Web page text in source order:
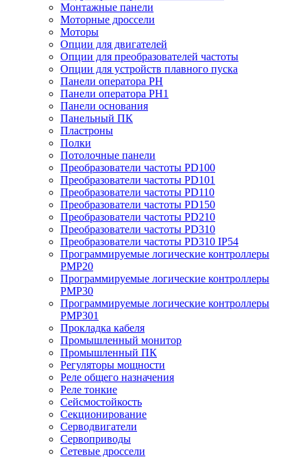
Монтажные панели
Моторные дроссели
Моторы
Опции для двигателей
Опции для преобразователей частоты
Опции для устройств плавного пуска
Панели оператора PH
Панели оператора PH1
Панели основания
Панельный ПК
Пластроны
Полки
Потолочные панели
Преобразователи частоты PD100
Преобразователи частоты PD101
Преобразователи частоты PD110
Преобразователи частоты PD150
Преобразователи частоты PD210
Преобразователи частоты PD310
Преобразователи частоты PD310 IP54
Программируемые логические контроллеры
PMP20
Программируемые логические контроллеры
PMP30
Программируемые логические контроллеры
PMP301
Прокладка кабеля
Промышленный монитор
Промышленный ПК
Регуляторы мощности
Реле общего назначения
Реле тонкие
Сейсмостойкость
Секционирование
Серводвигатели
Сервоприводы
Сетевые дроссели